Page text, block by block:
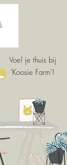
Voel je thuis bij
'Koosie Farm'!